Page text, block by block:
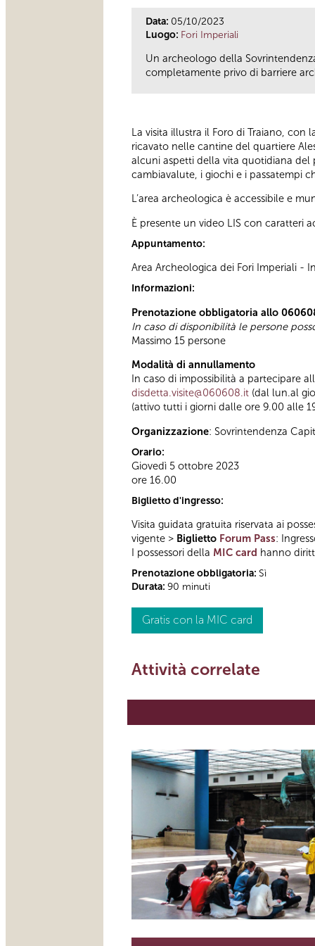
Data: 05/10/2023
Luogo: Fori Imperiali
Un archeologo della
completamente privo di barriere
La visita illustra il Foro di Traiano, con
ricavato nelle cantine del quartiere
alcuni aspetti della vita quotidiana del
cambiavalute, i giochi e i passatempi
L’area archeologica è accessibile e
È presente un video LIS con caratteri
Appuntamento:
Area Archeologica dei Fori Imperiali -
Informazioni:
Prenotazione obbligatoria allo
In caso di disponibilità le persone
Massimo 15 persone
Modalità di annullamento
In caso di impossibilità a partecipare
disdetta.visite@060608.it (dal lun.al
(attivo tutti i giorni dalle ore 9.00 alle
Organizzazione: Sovrintendenza
Orario:
Giovedì 5 ottobre 2023
ore 16.00
Biglietto d'ingresso:
Visita guidata gratuita riservata ai
vigente > Biglietto Forum Pass:
I possessori della MIC card hanno
Prenotazione obbligatoria: Sì
Durata: 90 minuti
Gratis con la MIC card
Attività correlate